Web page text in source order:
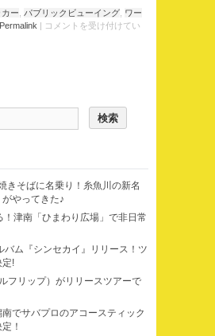
ー パブリックビューイング ワー
Permalink | コメントを受け付けてい
きそばに名乗り！糸魚川の新名
やってきた♪
津南「ひまわり広場」で非日常
バム『シンセカイ』リリース！ツ
定!
フリップ）がリリースツアーで
でサバプロのアコースティック
！